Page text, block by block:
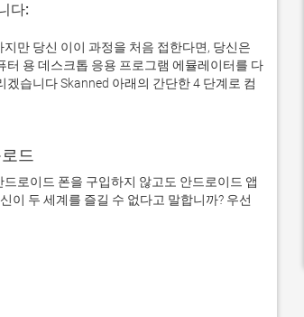
다:
만 당신 이이 과정을 처음 접한다면, 당신은
용 데스크톱 응용 프로그램 에뮬레이터를 다
습니다 Skanned 아래의 간단한 4 단계로 컴
드
로이드 폰을 구입하지 않고도 안드로이드 앱
이 두 세계를 즐길 수 없다고 말합니까? 우선